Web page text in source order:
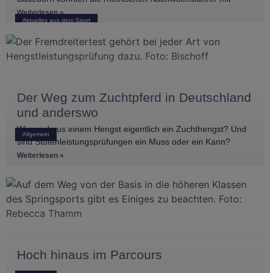
Aktuelles aus dem Sport
mehreren vorderen Platzierungen überzeugen. Frederik
Koitka erreichte
Weiterlesen »
Allgemein
Der Weg zum Zuchtpferd in Deutschland
und anderswo
Wie wird aus einem Hengst eigentlich ein Zuchthengst? Und
sind Stutenleistungsprüfungen ein Muss oder ein Kann?
Einblicke in die Regelwerke
Weiterlesen »
Hoch hinaus im Parcours